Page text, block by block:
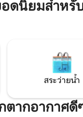
โบว์ลิ่ง/เล
เครื่
Wi-Fi
ดนิยมสำหรั
สระว่ายน้ำ
ากอากาศดี